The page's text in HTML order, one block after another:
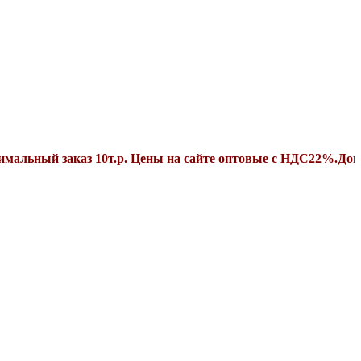
заказ 10т.р. Цены на сайте оптовые с